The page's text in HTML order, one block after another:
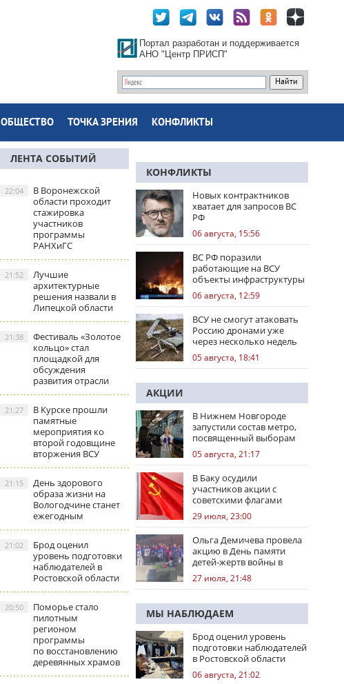
Портал разработан и поддерживается
АНО "Центр ПРИСП"
ОБЩЕСТВО ТОЧКА ЗРЕНИЯ КОНФЛИКТЫ
ЛЕНТА СОБЫТИЙ
В Воронежской
области проходит
стажировка
участников
программы
РАНХиГС
22:04
Лучшие
архитектурные
решения назвали в
Липецкой области
21:52
Фестиваль «Золотое
кольцо» стал
площадкой для
обсуждения
развития отрасли
21:38
В Курске прошли
памятные
мероприятия ко
второй годовщине
вторжения ВСУ
21:27
День здорового
образа жизни на
Вологодчине станет
ежегодным
21:15
Брод оценил
уровень подготовки
наблюдателей в
Ростовской области
21:02
Поморье стало
пилотным
регионом
программы
по восстановлению
деревянных храмов
20:50
КОНФЛИКТЫ
Новых контрактников
хватает для запросов ВС
РФ
06 августа, 15:56
ВС РФ поразили
работающие на ВСУ
объекты инфраструктуры
и центры логистики
06 августа, 12:59
ВСУ не смогут атаковать
Россию дронами уже
через несколько недель
05 августа, 18:41
АКЦИИ
В Нижнем Новгороде
запустили состав метро,
посвященный выборам
05 августа, 21:17
В Баку осудили
участников акции с
советскими флагами
29 июля, 23:00
Ольга Демичева провела
акцию в День памяти
детей-жертв войны в
Донбассе
27 июля, 21:48
МЫ НАБЛЮДАЕМ
Брод оценил уровень
подготовки наблюдателей
в Ростовской области
06 августа, 21:02